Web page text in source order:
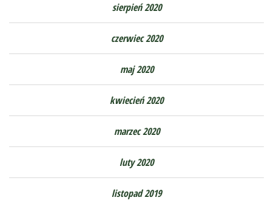
sierpień 2020
czerwiec 2020
maj 2020
kwiecień 2020
marzec 2020
luty 2020
listopad 2019